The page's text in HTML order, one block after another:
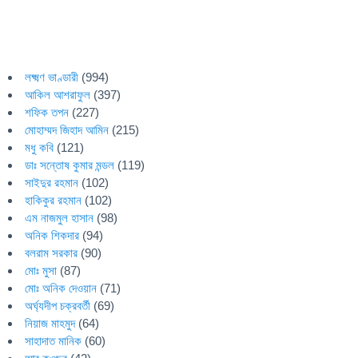
লক্ষ্মণ ভাণ্ডারী (994)
আকিল আশরাফুল (397)
শফিক তপন (227)
মোহাম্মদ জিহাদ আমিন (215)
মধু কবি (121)
ডাঃ সন্তোষ কুমার মন্ডল (119)
সাইদুর রহমান (102)
হাকিকুর রহমান (102)
এম নাজমুল হাসান (98)
অনিক শিকদার (94)
বলরাম সরকার (90)
মোঃ মুসা (87)
মোঃ অনিক দেওয়ান (71)
অর্ঘ্যদীপ চক্রবর্তী (69)
নিয়াজ মাহমুদ(64)
সাহাদাত মানিক (60)